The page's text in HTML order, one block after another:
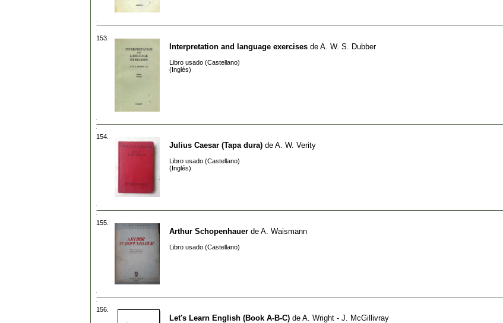
153.
Interpretation and language exercises de A. W. S. Dubber
Libro usado (Castellano)
(Inglés)
154.
Julius Caesar (Tapa dura) de A. W. Verity
Libro usado (Castellano)
(Inglés)
155.
Arthur Schopenhauer de A. Waismann
Libro usado (Castellano)
156.
Let's Learn English (Book A-B-C) de A. Wright - J. McGillivray